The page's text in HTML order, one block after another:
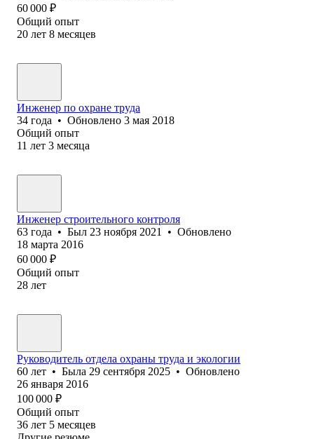
60 000 ₽
Общий опыт
20 лет 8 месяцев
Инженер по охране труда
34 года • Обновлено 3 мая 2018
Общий опыт
11 лет 3 месяца
Инженер строительного контроля
63 года • Был 23 ноября 2021 • Обновлено
18 марта 2016
60 000 ₽
Общий опыт
28 лет
Руководитель отдела охраны труда и экологии
60 лет • Была 29 сентября 2025 • Обновлено
26 января 2016
100 000 ₽
Общий опыт
36 лет 5 месяцев